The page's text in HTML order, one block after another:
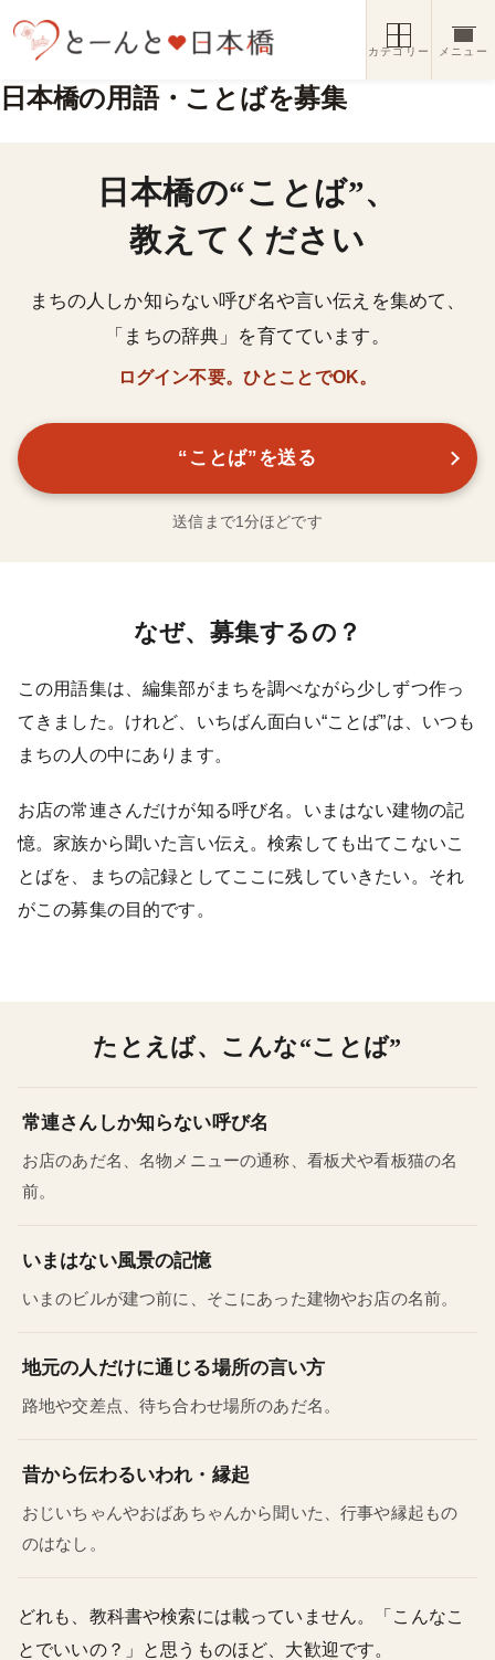
カテゴリー メニュー
日本橋の用語・ことばを募集
日本橋の“ことば”、
教えてください
まちの人しか知らない呼び名や言い伝えを集めて、
「まちの辞典」を育てています。
ログイン不要。ひとことでOK。
“ことば”を送る
送信まで1分ほどです
なぜ、募集するの？
この用語集は、編集部がまちを調べながら少しずつ作っ
てきました。けれど、いちばん面白い“ことば”は、いつも
まちの人の中にあります。
お店の常連さんだけが知る呼び名。いまはない建物の記
憶。家族から聞いた言い伝え。検索しても出てこないこ
とばを、まちの記録としてここに残していきたい。それ
がこの募集の目的です。
たとえば、こんな“ことば”
常連さんしか知らない呼び名
お店のあだ名、名物メニューの通称、看板犬や看板猫の名
前。
いまはない風景の記憶
いまのビルが建つ前に、そこにあった建物やお店の名前。
地元の人だけに通じる場所の言い方
路地や交差点、待ち合わせ場所のあだ名。
昔から伝わるいわれ・縁起
おじいちゃんやおばあちゃんから聞いた、行事や縁起もの
のはなし。
どれも、教科書や検索には載っていません。「こんなこ
とでいいの？」と思うものほど、大歓迎です。